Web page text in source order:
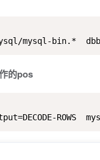
mysql-bin.*
的pos